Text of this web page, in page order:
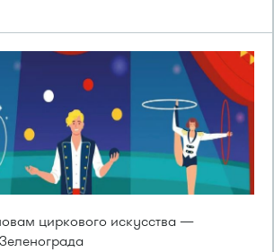
циркового искусства —